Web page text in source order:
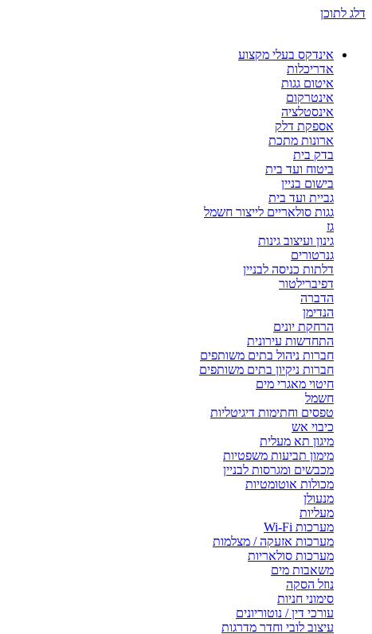
דלג לתוכן
אינדקס בעלי מקצוע
אדריכלות
איטום גגות
אינטרקום
אינסטלציה
אספקת דלק
ארונות מתכת
בדק בית
ביטוח ועד בית
בישום בניין
גביית ועד בית
גגות סולאריים לייצור חשמל
גז
גינון ועיצוב גינות
גנרטורים
דלתות כניסה לבניין
דפיברילטור
הדברה
הנדימן
הרחקת יונים
התחדשות עירונית
חברות ניהול בתים משותפים
חברות ניקיון בתים משותפים
חיטוי מאגרי מים
חשמל
טפסים וחתימות דיגיטליות
כיבוי אש
מיגון תא מעלית
מימון תביעות משפטיות
מכבשים ומגרסות לבניין
מכולות אוטומטיות
מנעולן
מעליות
מערכות Wi-Fi
מערכות אזעקה / מצלמות
מערכות סולאריות
משאבות מים
נוזל הסקה
סימוני חניות
עורכי דין / נוטוריונים
עיצוב לובי וחדר מדרגות